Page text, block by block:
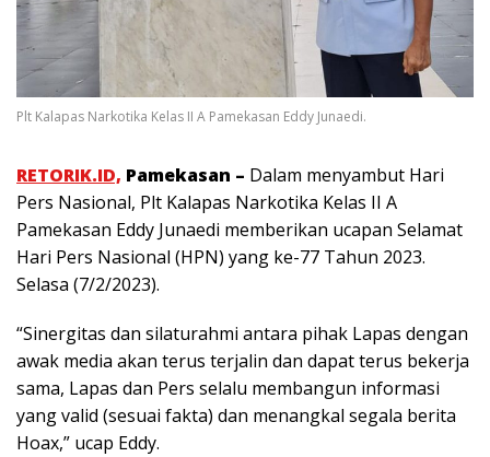
Plt Kalapas Narkotika Kelas II A Pamekasan Eddy Junaedi.
RETORIK.ID, Pamekasan – Dalam menyambut Hari
Pers Nasional, Plt Kalapas Narkotika Kelas II A
Pamekasan Eddy Junaedi memberikan ucapan Selamat
Hari Pers Nasional (HPN) yang ke-77 Tahun 2023.
Selasa (7/2/2023).
“Sinergitas dan silaturahmi antara pihak Lapas dengan
awak media akan terus terjalin dan dapat terus bekerja
sama, Lapas dan Pers selalu membangun informasi
yang valid (sesuai fakta) dan menangkal segala berita
Hoax,” ucap Eddy.